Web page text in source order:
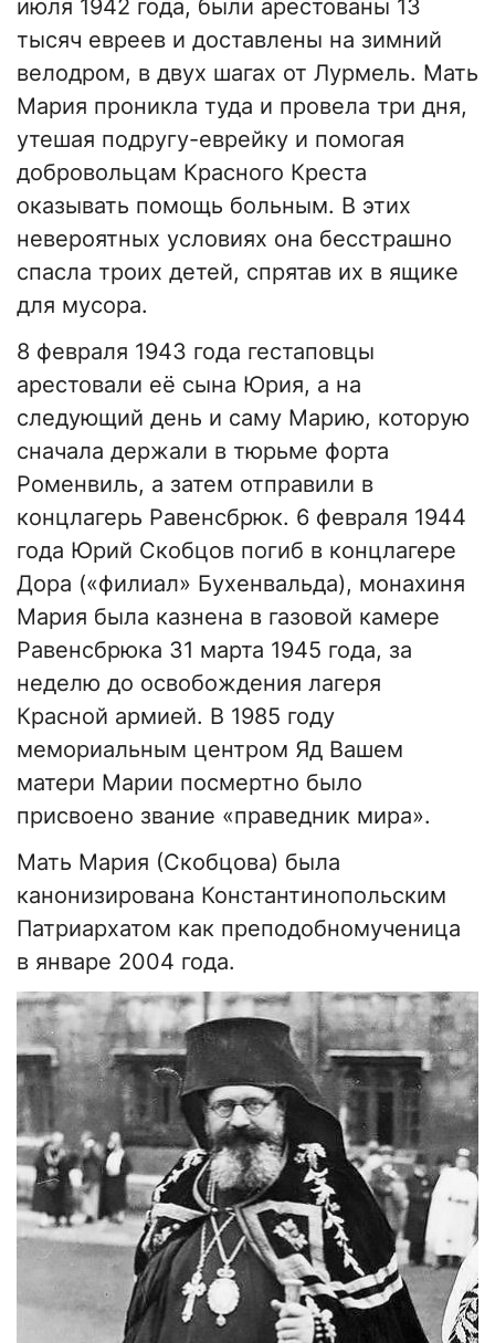
июля 1942 года, были арестованы 13
тысяч евреев и доставлены на зимний
велодром, в двух шагах от Лурмель. Мать
Мария проникла туда и провела три дня,
утешая подругу-еврейку и помогая
добровольцам Красного Креста
оказывать помощь больным. В этих
невероятных условиях она бесстрашно
спасла троих детей, спрятав их в ящике
для мусора.
8 февраля 1943 года гестаповцы
арестовали её сына Юрия, а на
следующий день и саму Марию, которую
сначала держали в тюрьме форта
Роменвиль, а затем отправили в
концлагерь Равенсбрюк. 6 февраля 1944
года Юрий Скобцов погиб в концлагере
Дора («филиал» Бухенвальда), монахиня
Мария была казнена в газовой камере
Равенсбрюка 31 марта 1945 года, за
неделю до освобождения лагеря
Красной армией. В 1985 году
мемориальным центром Яд Вашем
матери Марии посмертно было
присвоено звание «праведник мира».
Мать Мария (Скобцова) была
канонизирована Константинопольским
Патриархатом как преподобномученица
в январе 2004 года.